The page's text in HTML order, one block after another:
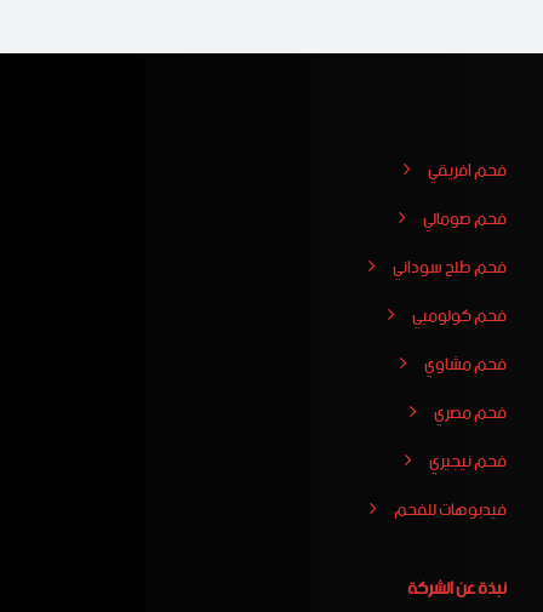
فحم افريقي
فحم صومالي
فحم طلح سوداني
فحم كولومبي
فحم مشاوي
فحم مصري
فحم نيجيري
فيدبوهات للفحم
نبذة عن الشركة